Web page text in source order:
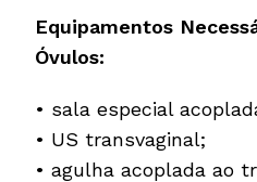
Equipamentos
Óvulos:
• sala especial
• US transvaginal;
• agulha acoplada ao